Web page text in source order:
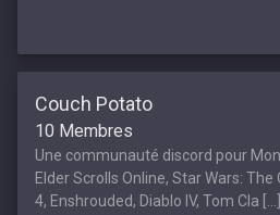
Couch Potato
10 Membres
Une communauté discord pour
Elder Scrolls Online, Star Wars:
4, Enshrouded, Diablo IV, Tom Cla [...]